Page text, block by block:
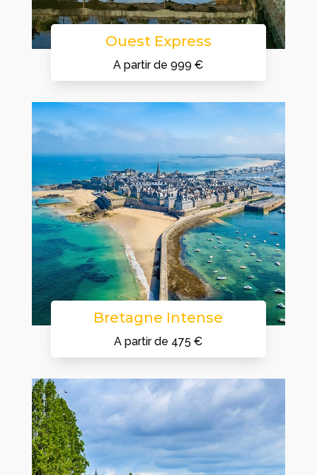
Ouest Express
A partir de 999 €
Bretagne Intense
A partir de 475 €